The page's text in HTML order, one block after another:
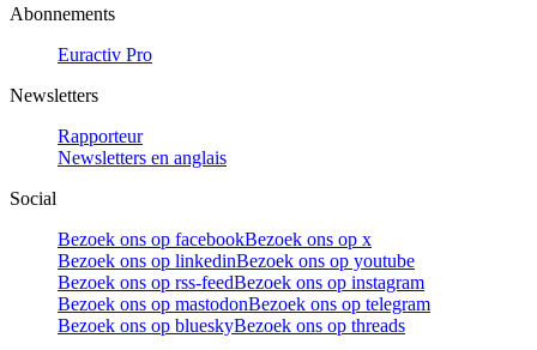
Abonnements
Euractiv Pro
Newsletters
Rapporteur
Newsletters en anglais
Social
Bezoek ons op facebookBezoek ons op x
Bezoek ons op linkedinBezoek ons op youtube
Bezoek ons op rss-feedBezoek ons op instagram
Bezoek ons op mastodonBezoek ons op telegram
Bezoek ons op blueskyBezoek ons op threads